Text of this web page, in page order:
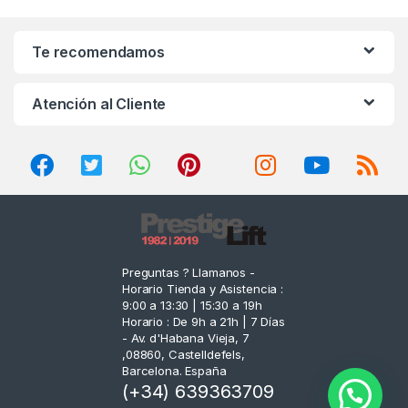
Te recomendamos
Atención al Cliente
Preguntas ? Llamanos -
Horario Tienda y Asistencia :
9:00 a 13:30 | 15:30 a 19h
Horario : De 9h a 21h | 7 Días
- Av. d'Habana Vieja, 7
,08860, Castelldefels,
Barcelona. España
(+34) 639363709